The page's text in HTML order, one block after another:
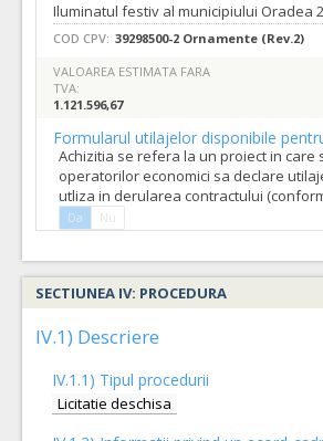
COD CPV: 39298500-2 Ornamente (Rev.2)
VALOAREA ESTIMATA FARA
TVA:
1.121.596,67
Formularul utilajelor disponibile
Achizitia se refera la un proiect in care
operatorilor economici sa declare
utliza in derularea contractului
Da
SECTIUNEA IV: PROCEDURA
IV.1) Descriere
IV.1.1) Tipul procedurii
Licitatie deschisa